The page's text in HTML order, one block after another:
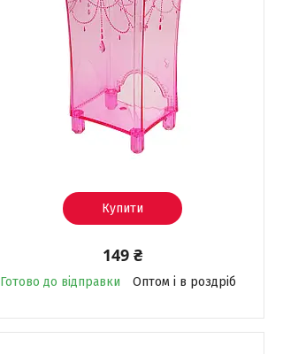
Купити
149 ₴
Готово до відправки Оптом і в роздріб